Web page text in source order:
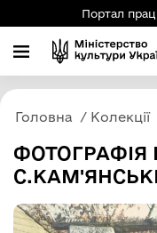
Портал
Головна Колекції
ФОТОГРАФІЯ